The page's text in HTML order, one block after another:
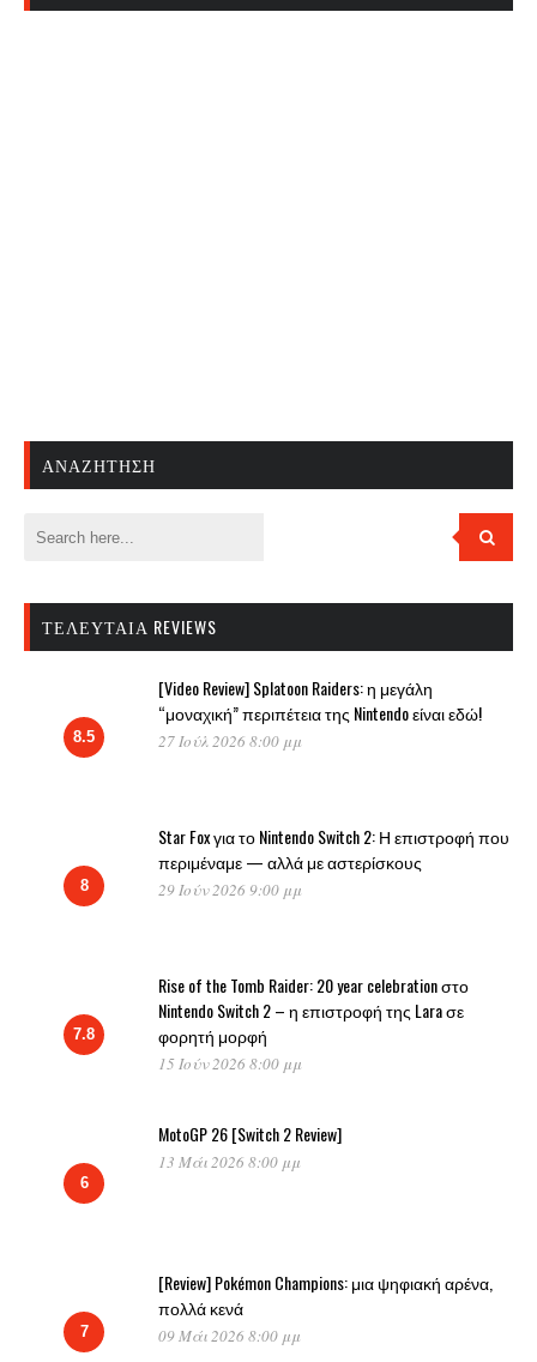
ΑΝΑΖΉΤΗΣΗ
ΤΕΛΕΥΤΑΊΑ REVIEWS
8.5
[Video Review] Splatoon Raiders: η μεγάλη
“μοναχική” περιπέτεια της Nintendo είναι εδώ!
27 Ιούλ 2026 8:00 μμ
8
Star Fox για το Nintendo Switch 2: Η επιστροφή που
περιμέναμε — αλλά με αστερίσκους
29 Ιούν 2026 9:00 μμ
7.8
Rise of the Tomb Raider: 20 year celebration στο
Nintendo Switch 2 – η επιστροφή της Lara σε
φορητή μορφή
15 Ιούν 2026 8:00 μμ
6
MotoGP 26 [Switch 2 Review]
13 Μάι 2026 8:00 μμ
7
[Review] Pokémon Champions: μια ψηφιακή αρένα,
πολλά κενά
09 Μάι 2026 8:00 μμ